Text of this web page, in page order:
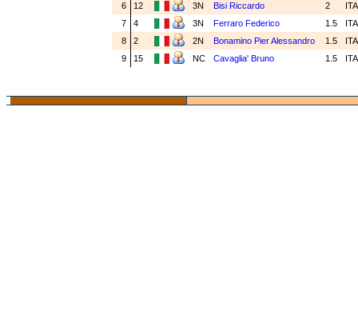
6
12 3N Bisi Riccardo 2
7
4 3N Ferraro Federico 1.5
8
2 2N Bonamino Pier Alessandro 1.5
9
15 NC Cavaglia' Bruno 1.5